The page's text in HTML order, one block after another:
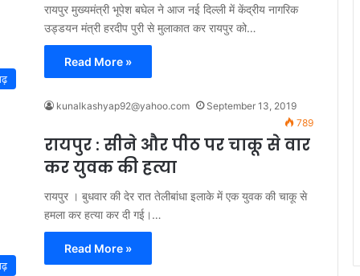
रायपुर मुख्यमंत्री भूपेश बघेल ने आज नई दिल्ली में केंद्रीय नागरिक
उड्डयन मंत्री हरदीप पुरी से मुलाकात कर रायपुर को…
Read More »
kunalkashyap92@yahoo.com
September 13, 2019
789
रायपुर : सीने और पीठ पर चाकू से वार
कर युवक की हत्या
रायपुर । बुधवार की देर रात तेलीबांधा इलाके में एक युवक की चाकू से
हमला कर हत्या कर दी गई।…
Read More »